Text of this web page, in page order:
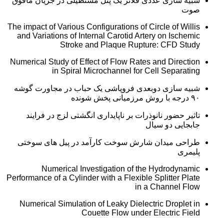
صوت
The impact of Various Configurations of Circle of Willis
and Variations of Internal Carotid Artery on Ischemic
Stroke and Plaque Rupture: CFD Study
Numerical Study of Effect of Flow Rates and Direction
in Spiral Microchannel for Cell Separating
شبیه سازی دوبعدی فروپاشی یک حباب در مجاورت گوشه
۹۰ درجه با روش مرزمیانی پخش شونده
تاثیر حضور نانوذرات بر ناپایداری انگشتی لزج در فرایند
جابجایی دو سیال
طراحی میدان شارش سوخت کارآمد در پیل های سوختی
پلیمری
Numerical Investigation of the Hydrodynamic
Performance of a Cylinder with a Flexible Splitter Plate
in a Channel Flow
Numerical Simulation of Leaky Dielectric Droplet in
Couette Flow under Electric Field